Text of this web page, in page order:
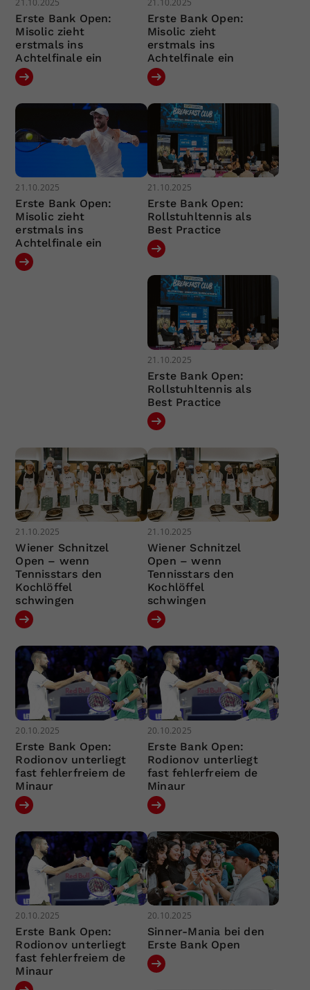
Erste Bank Open:
Misolic zieht
erstmals ins
Achtelfinale ein
Erste Bank Open:
Misolic zieht
erstmals ins
Achtelfinale ein
21.10.2025
Erste Bank Open:
Misolic zieht
erstmals ins
Achtelfinale ein
21.10.2025
Erste Bank Open:
Rollstuhltennis als
Best Practice
21.10.2025
Erste Bank Open:
Rollstuhltennis als
Best Practice
21.10.2025
Wiener Schnitzel
Open – wenn
Tennisstars den
Kochlöffel
schwingen
21.10.2025
Wiener Schnitzel
Open – wenn
Tennisstars den
Kochlöffel
schwingen
20.10.2025
Erste Bank Open:
Rodionov unterliegt
fast fehlerfreiem de
Minaur
20.10.2025
Erste Bank Open:
Rodionov unterliegt
fast fehlerfreiem de
Minaur
20.10.2025
Erste Bank Open:
Rodionov unterliegt
fast fehlerfreiem de
Minaur
20.10.2025
Sinner-Mania bei den
Erste Bank Open